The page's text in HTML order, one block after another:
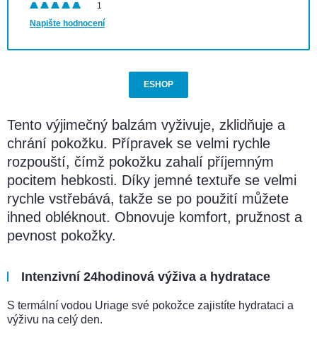
1
Napište hodnocení
ESHOP
Tento výjimečný balzám vyživuje, zklidňuje a
chrání pokožku. Přípravek se velmi rychle
rozpouští, čímž pokožku zahalí příjemným
pocitem hebkosti. Díky jemné textuře se velmi
rychle vstřebává, takže se po použití můžete
ihned obléknout. Obnovuje komfort, pružnost a
pevnost pokožky.
Intenzivní 24hodinová výživa a hydratace
S termální vodou Uriage své pokožce zajistíte hydrataci a
výživu na celý den.